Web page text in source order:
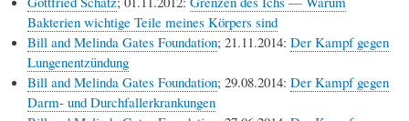
Bakterien wichtige Teile meines Körpers sind
Bill and Melinda Gates Foundation; 21.11.2014: Der Kampf gegen
Lungenentzündung
Bill and Melinda Gates Foundation; 29.08.2014: Der Kampf gegen
Darm- und Durchfallerkrankungen